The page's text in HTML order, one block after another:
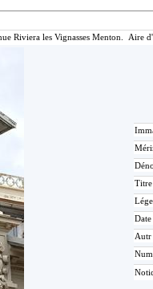
Riviera les Vignasses Menton. Aire
Autr